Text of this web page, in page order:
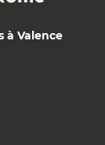
à Valence